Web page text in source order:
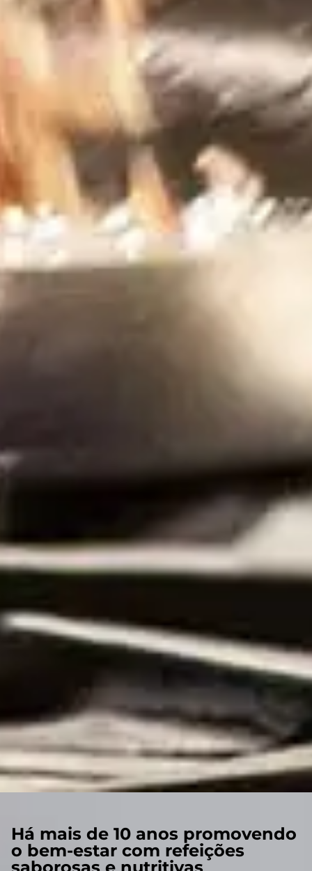
Há mais de 10 anos promovendo
o bem-estar com refeições